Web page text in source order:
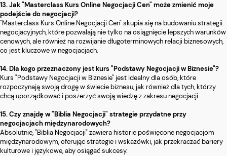
13. Jak "Masterclass Kurs Online Negocjacji Cen" może zmienić moje
podejście do negocjacji?
"Masterclass Kurs Online Negocjacji Cen" skupia się na budowaniu strategii
negocjacyjnych, które pozwalają nie tylko na osiągnięcie lepszych warunków
cenowych, ale również na rozwijanie długoterminowych relacji biznesowych,
co jest kluczowe w negocjacjach.
14. Dla kogo przeznaczony jest kurs "Podstawy Negocjacji w Biznesie"?
Kurs "Podstawy Negocjacji w Biznesie" jest idealny dla osób, które
rozpoczynają swoją drogę w świecie biznesu, jak również dla tych, którzy
chcą uporządkować i poszerzyć swoją wiedzę z zakresu negocjacji.
15. Czy znajdę w "Biblia Negocjacji" strategie przydatne przy
negocjacjach międzynarodowych?
Absolutnie, "Biblia Negocjacji" zawiera historie poświęcone negocjacjom
międzynarodowym, oferując strategie i wskazówki, jak przekraczać bariery
kulturowe i językowe, aby osiągać sukcesy.